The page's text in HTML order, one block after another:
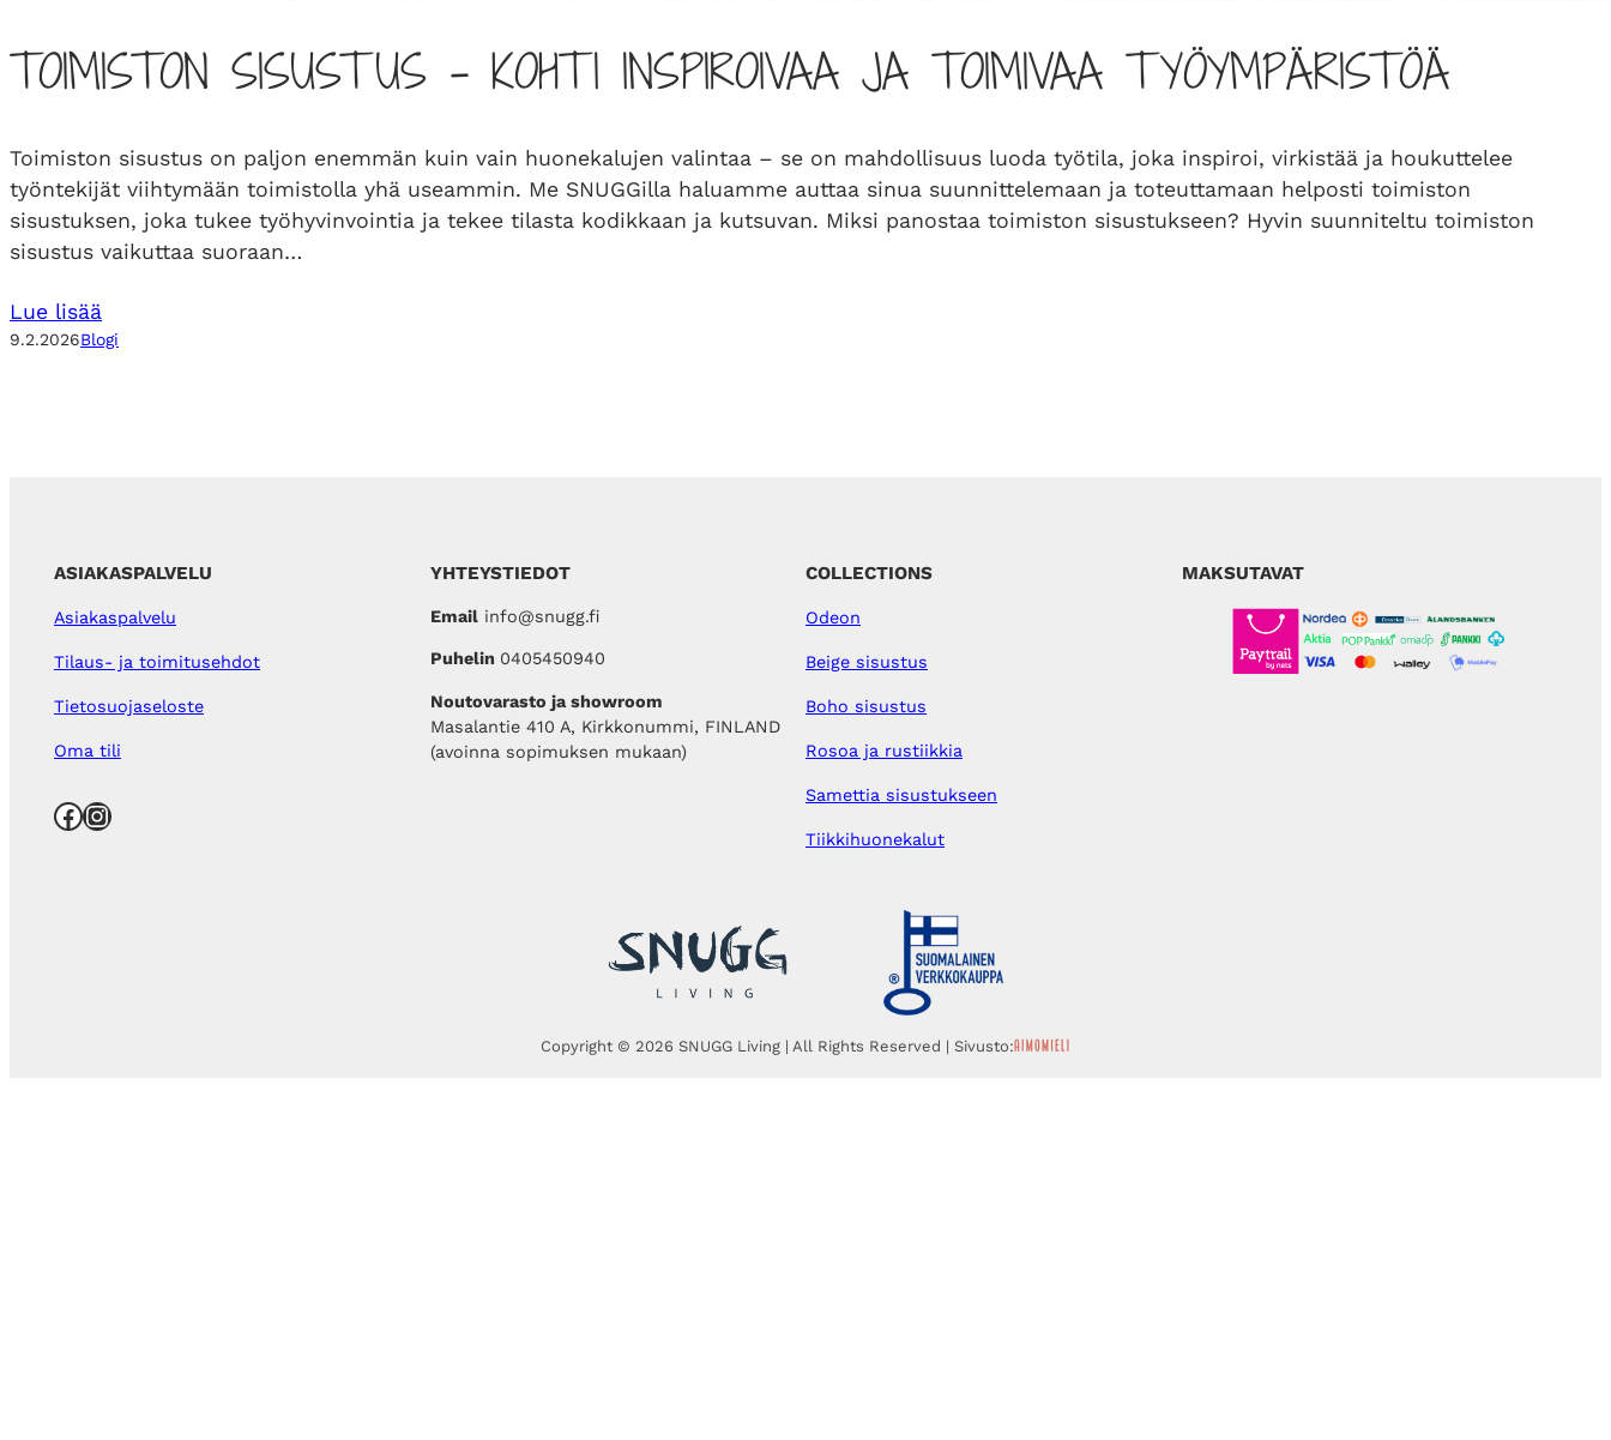
TOIMISTON SISUSTUS – KOHTI INSPIROIVAA JA TOIMIVAA TYÖYMPÄRISTÖÄ
Toimiston sisustus on paljon enemmän kuin vain huonekalujen valintaa – se on mahdollisuus luoda työtila, joka inspiroi, virkistää ja houkuttelee
työntekijät viihtymään toimistolla yhä useammin. Me SNUGGilla haluamme auttaa sinua suunnittelemaan ja toteuttamaan helposti toimiston
sisustuksen, joka tukee työhyvinvointia ja tekee tilasta kodikkaan ja kutsuvan. Miksi panostaa toimiston sisustukseen? Hyvin suunniteltu toimiston
sisustus vaikuttaa suoraan…
Lue lisää
9.2.2026Blogi
ASIAKASPALVELU
Asiakaspalvelu
Tilaus- ja toimitusehdot
Tietosuojaseloste
Oma tili
Facebook Instagram
YHTEYSTIEDOT
Emailinfo@snugg.fi
Puhelin 0405450940
Noutovarasto ja showroom
Masalantie 410 A, Kirkkonummi, FINLAND
(avoinna sopimuksen mukaan)
COLLECTIONS
Odeon
Beige sisustus
Boho sisustus
Rosoa ja rustiikkia
Samettia sisustukseen
Tiikkihuonekalut
MAKSUTAVAT
Copyright © 2026 SNUGG Living | All Rights Reserved | Sivusto: